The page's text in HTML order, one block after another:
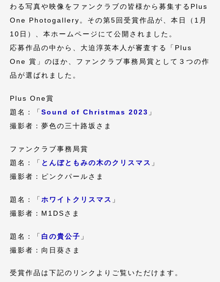
わる写真や映像をファンクラブの皆様から募集するPlus
One Photogallery。その第5回受賞作品が、本日（1月
10日）、本ホームページにて公開されました。
応募作品の中から、大迫淳英本人が審査する「Plus
One 賞」のほか、ファンクラブ事務局賞として３つの作
品が選ばれました。
Plus One賞
題名：「 Sound of Christmas 2023 」
撮影者：夢色の三十路坂さま
ファンクラブ事務局賞
題名：「 とんぼともみの木のクリスマス 」
撮影者：ピンクパールさま
題名：「 ホワイトクリスマス 」
撮影者：M1DSさま
題名：「 白の貴公子 」
撮影者：向日葵さま
受賞作品は下記のリンクよりご覧いただけます。